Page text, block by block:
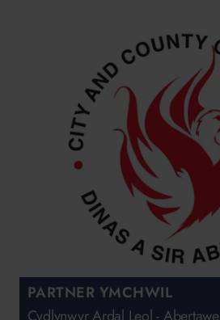
PARTNER YMCHWIL
Cydlynwyr Ardal Leol - Abertawe